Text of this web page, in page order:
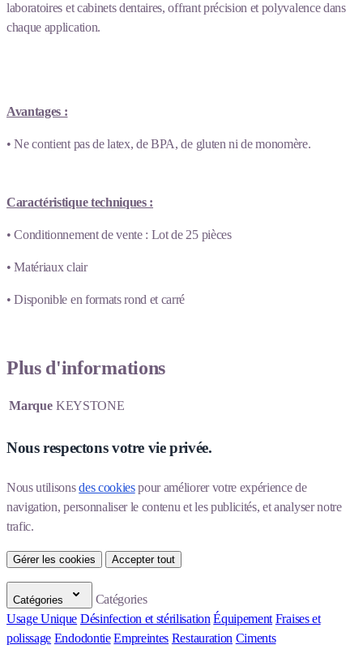
laboratoires et cabinets dentaires, offrant précision et polyvalence dans
chaque application.
Avantages :
• Ne contient pas de latex, de BPA, de gluten ni de monomère.
Caractéristique techniques :
• Conditionnement de vente : Lot de 25 pièces
• Matériaux clair
• Disponible en formats rond et carré
Plus d'informations
Marque KEYSTONE
Nous respectons votre vie privée.
Nous utilisons des cookies pour améliorer votre expérience de
navigation, personnaliser le contenu et les publicités, et analyser notre
trafic.
Gérer les cookies Accepter tout
Catégories
Catégories
Usage Unique Désinfection et stérilisation Équipement Fraises et
polissage Endodontie Empreintes Restauration Ciments